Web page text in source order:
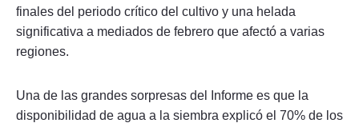
finales del periodo crítico del cultivo y una helada
significativa a mediados de febrero que afectó a varias
regiones.
Una de las grandes sorpresas del Informe es que la
disponibilidad de agua a la siembra explicó el 70% de los